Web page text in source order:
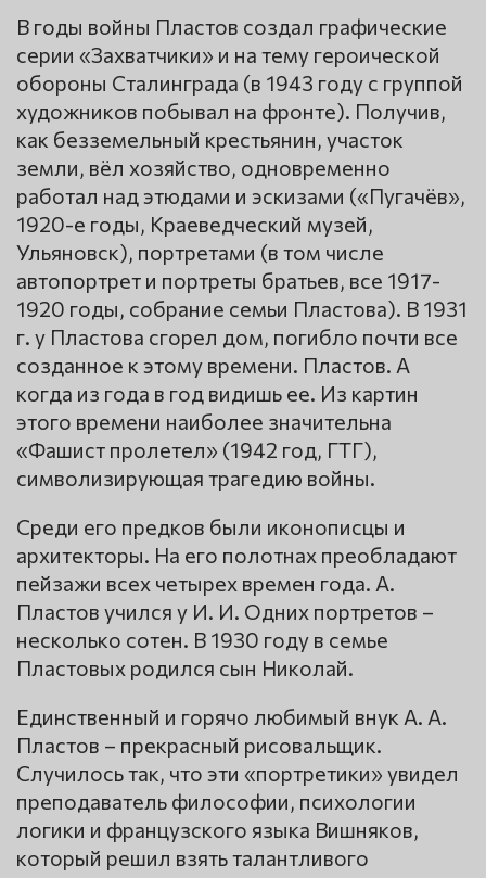
В годы войны Пластов создал графические
серии «Захватчики» и на тему героической
обороны Сталинграда (в 1943 году с группой
художников побывал на фронте). Получив,
как безземельный крестьянин, участок
земли, вёл хозяйство, одновременно
работал над этюдами и эскизами («Пугачёв»,
1920-е годы, Краеведческий музей,
Ульяновск), портретами (в том числе
автопортрет и портреты братьев, все 1917-
1920 годы, собрание семьи Пластова). В 1931
г. у Пластова сгорел дом, погибло почти все
созданное к этому времени. Пластов. А
когда из года в год видишь ее. Из картин
этого времени наиболее значительна
«Фашист пролетел» (1942 год, ГТГ),
символизирующая трагедию войны.
Среди его предков были иконописцы и
архитекторы. На его полотнах преобладают
пейзажи всех четырех времен года. А.
Пластов учился у И. И. Одних портретов –
несколько сотен. В 1930 году в семье
Пластовых родился сын Николай.
Единственный и горячо любимый внук А. А.
Пластов – прекрасный рисовальщик.
Случилось так, что эти «портретики» увидел
преподаватель философии, психологии
логики и французского языка Вишняков,
который решил взять талантливого